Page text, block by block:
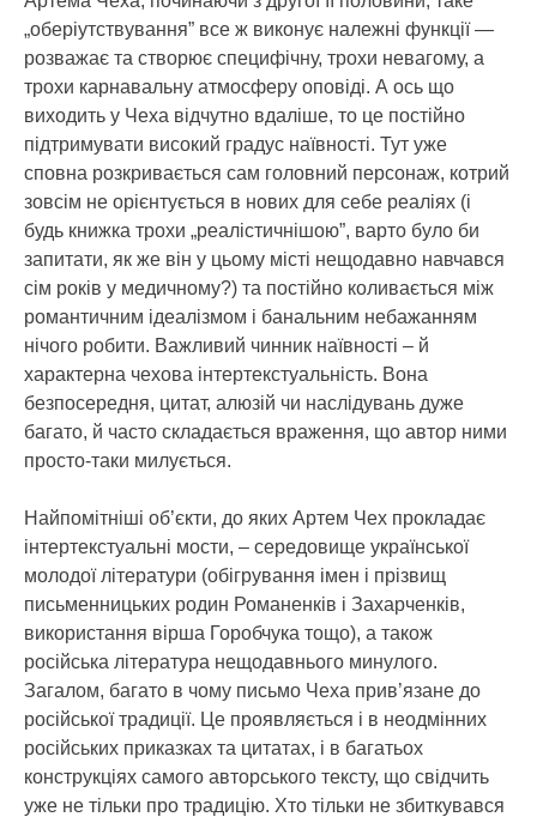
„оберіутствування” все ж виконує належні функції —
розважає та створює специфічну, трохи невагому, а
трохи карнавальну атмосферу оповіді. А ось що
виходить у Чеха відчутно вдаліше, то це постійно
підтримувати високий градус наївності. Тут уже
сповна розкривається сам головний персонаж, котрий
зовсім не орієнтується в нових для себе реаліях (і
будь книжка трохи „реалістичнішою”, варто було би
запитати, як же він у цьому місті нещодавно навчався
сім років у медичному?) та постійно коливається між
романтичним ідеалізмом і банальним небажанням
нічого робити. Важливий чинник наївності – й
характерна чехова інтертекстуальність. Вона
безпосередня, цитат, алюзій чи наслідувань дуже
багато, й часто складається враження, що автор ними
просто-таки милується.
Найпомітніші об’єкти, до яких Артем Чех прокладає
інтертекстуальні мости, – середовище української
молодої літератури (обігрування імен і прізвищ
письменницьких родин Романенків і Захарченків,
використання вірша Горобчука тощо), а також
російська література нещодавнього минулого.
Загалом, багато в чому письмо Чеха прив’язане до
російської традиції. Це проявляється і в неодмінних
російських приказках та цитатах, і в багатьох
конструкціях самого авторського тексту, що свідчить
уже не тільки про традицію. Хто тільки не збиткувався